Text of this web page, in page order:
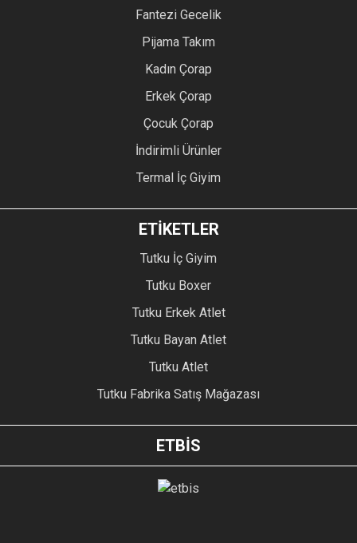
Fantezi Gecelik
Pijama Takım
Kadın Çorap
Erkek Çorap
Çocuk Çorap
İndirimli Ürünler
Termal İç Giyim
ETİKETLER
Tutku İç Giyim
Tutku Boxer
Tutku Erkek Atlet
Tutku Bayan Atlet
Tutku Atlet
Tutku Fabrika Satış Mağazası
ETBİS